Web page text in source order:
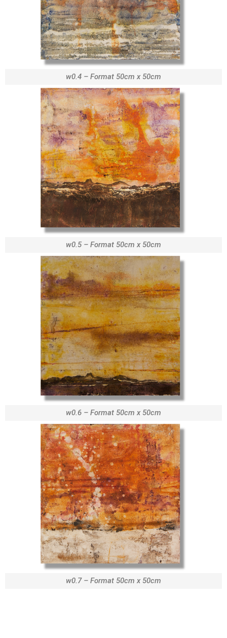
w0.4 – Format 50cm x 50cm
w0.5 – Format 50cm x 50cm
w0.6 – Format 50cm x 50cm
w0.7 – Format 50cm x 50cm